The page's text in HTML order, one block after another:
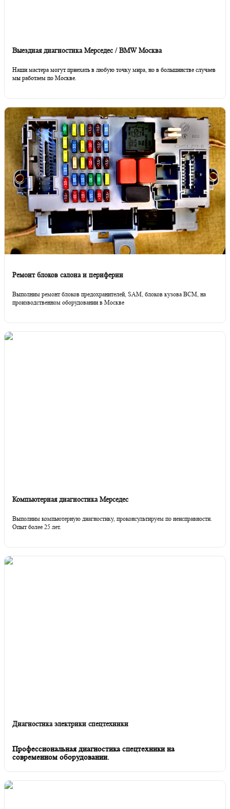
Выездная диагностика Мерседес / BMW Москва
Наши мастера могут приехать в любую точку мира, но в большинстве случаев
мы работаем по Москве.
Ремонт блоков салона и периферии
Выполним ремонт блоков предохранителей, SAM, блоков кузова BCM, на
производственном оборудовании в Москве
Компьютерная диагностика Мерседес
Выполним компьютерную диагностику, проконсультируем по неисправности.
Опыт более 25 лет.
Диагностика электрики спецтехники
Профессиональная диагностика спецтехники на
современном оборудовании.